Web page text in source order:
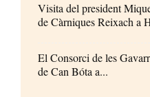
Visita del president
de Càrniques Reixach a
El Consorci de les
de Can Bóta a...